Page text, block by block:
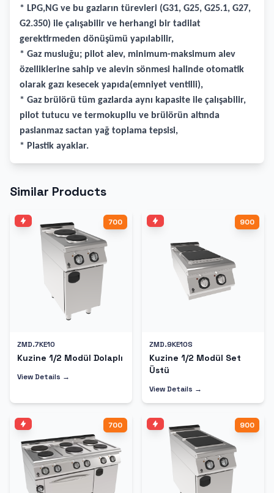
* LPG,NG ve bu gazların türevleri (G31, G25, G25.1, G27,
G2.350) ile çalışabilir ve herhangi bir tadilat
gerektirmeden dönüşümü yapılabilir,
* Gaz musluğu; pilot alev, minimum-maksimum alev
özelliklerine sahip ve alevin sönmesi halinde otomatik
olarak gazı kesecek yapıda(emniyet ventilli),
* Gaz brülörü tüm gazlarda aynı kapasite ile çalışabilir,
pilot tutucu ve termokupllu ve brülörün altında
paslanmaz sactan yağ toplama tepsisi,
* Plastik ayaklar.
Similar Products
700
ZMD.7KE10
Kuzine 1/2 Modül Dolaplı
View Details →
900
ZMD.9KE10S
Kuzine 1/2 Modül Set
Üstü
View Details →
700 900